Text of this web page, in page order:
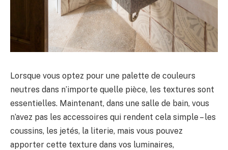
Lorsque vous optez pour une palette de couleurs
neutres dans n’importe quelle pièce, les textures sont
essentielles. Maintenant, dans une salle de bain, vous
n’avez pas les accessoires qui rendent cela simple – les
coussins, les jetés, la literie, mais vous pouvez
apporter cette texture dans vos luminaires,